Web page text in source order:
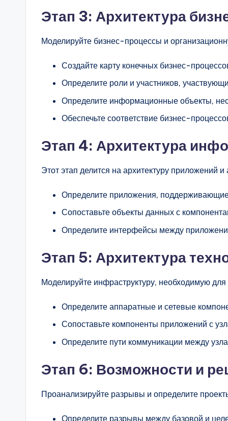
Этап 3: Архитектура
Моделируйте бизнес-процессы и
Создайте карту конечных бизнес-
Определите роли и участников,
Определите информационные объекты,
Обеспечьте соответствие бизнес-
Этап 4: Архитектура
Этот этап делится на архитектуру приложений и
Определите приложения,
Сопоставьте объекты данных с
Определите интерфейсы между
Этап 5: Архитектура
Моделируйте инфраструктуру, необходимую
Определите аппаратные и сетевые
Сопоставьте компоненты приложений с
Определите пути коммуникации между
Этап 6: Возможности и
Проанализируйте разрывы и определите
Определите разрывы между базовой и